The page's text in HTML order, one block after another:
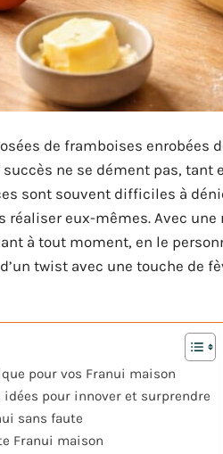
de framboises enrobées
ne se dément pas,
sont souvent difficiles à
réaliser eux-mêmes. Avec
à tout moment, en le
twist avec une touche de
pour vos Franui maison
pour innover et surprendre
sans faute
Franui maison